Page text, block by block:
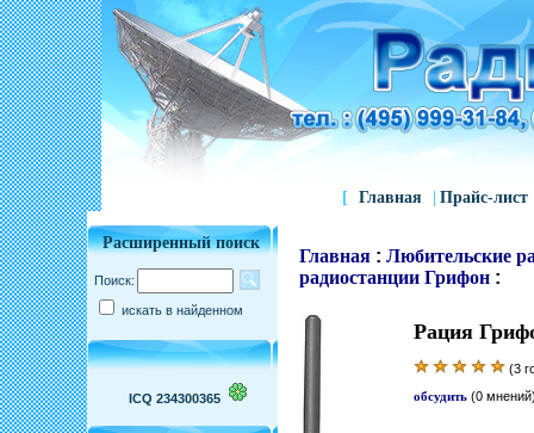
[ Главная Прайс-лист
Расширенный поиск
Поиск:
искать в найденном
ICQ 234300365
Главная : Любительские
радиостанции Грифон :
Рация
(3
обсудить (0